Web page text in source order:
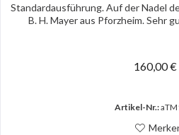
Standardausführung. Auf der Nadel
B. H. Mayer aus Pforzheim. Sehr
160,00 €
Artikel-Nr.: